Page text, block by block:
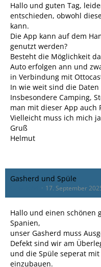
Hallo und guten Tag,
entschieden, obwohl
kann.
Die App kann auf dem
genutzt werden?
Besteht die Möglichkeit
Auto erfolgen ann und
in Verbindung mit
In wie weit sind die
Insbesondere Camping,
man mit dieser App auch
Vielleicht muss ich mich
Gruß
Helmut
Gasherd und Spüle
17. September
Hallo und einen schönen
Spanien,
unser Gasherd muss
Defekt sind wir am
und die Spüle seperat
einzubauen.